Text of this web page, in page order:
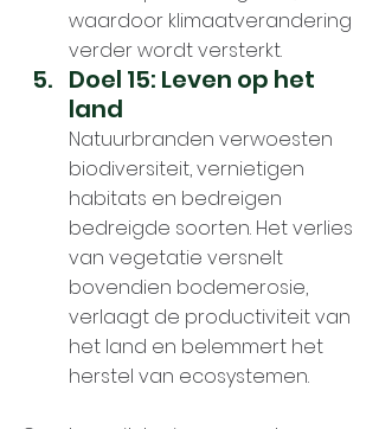
waardoor klimaatverandering
verder wordt versterkt.
Doel 15: Leven op het
land
Natuurbranden verwoesten
biodiversiteit, vernietigen
habitats en bedreigen
bedreigde soorten. Het verlies
van vegetatie versnelt
bovendien bodemerosie,
verlaagt de productiviteit van
het land en belemmert het
herstel van ecosystemen.